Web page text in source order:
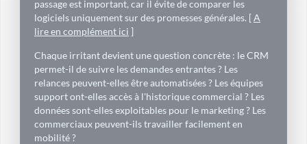
passage est important, car il évite de comparer les
logiciels uniquement sur des promesses générales. [A
lire en complément ici ]
Chaque irritant devient une question concrète : le CRM
permet-il de suivre les demandes entrantes ? Les
relances peuvent-elles être automatisées ? Les équipes
support ont-elles accès à l'historique commercial ? Les
données sont-elles exploitables pour le marketing ? Les
commerciaux peuvent-ils travailler facilement en
mobilité ?